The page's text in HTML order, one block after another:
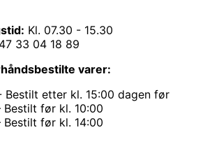
Kl. 07.30 - 15.30
33 04 18 89
varer:
Bestilt etter kl. 15:00 dagen før
Bestilt før kl. 10:00
Bestilt før kl. 14:00